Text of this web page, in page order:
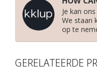
Je kan
We staan
op te
GERELATEERDE